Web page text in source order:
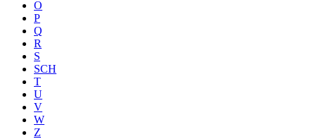
O
P
Q
R
S
SCH
T
U
V
W
Z